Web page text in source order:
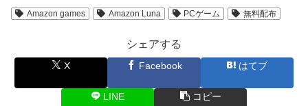
Amazon games Amazon Luna PCゲーム 無料配布
シェアする
X Facebook はてブ
LINE コピー